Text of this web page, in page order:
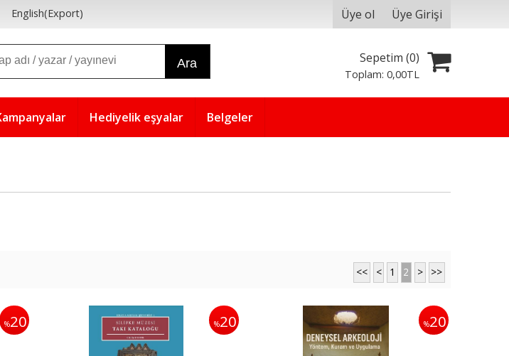
English(Export) Üye ol Üye Girişi
Ara Sepetim (0)
Toplam:0,00TL
Hediyelik eşyalar Belgeler
<< < 1 2 > >>
%20 %20 %20